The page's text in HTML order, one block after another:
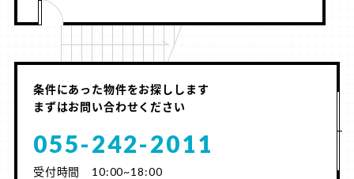
条件にあった物件をお探しします
まずはお問い合わせください
055-242-2011
受付時間 10:00~18:00